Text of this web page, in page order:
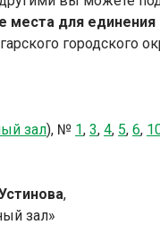
места для единения
городского
зал), № 1, 3, 4, 5, 6,
,
зал»